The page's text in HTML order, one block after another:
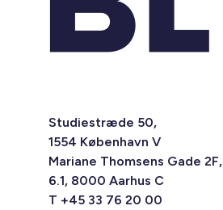
Studiestræde 50,
1554 København V
Mariane Thomsens Gade 2F,
6.1, 8000 Aarhus C
T +45 33 76 20 00